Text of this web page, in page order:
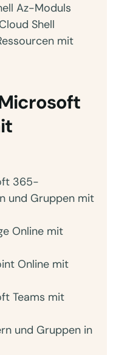
Az-Moduls
Shell
mit
365-
und Gruppen mit
Online mit
Online mit
Teams mit
und Gruppen in